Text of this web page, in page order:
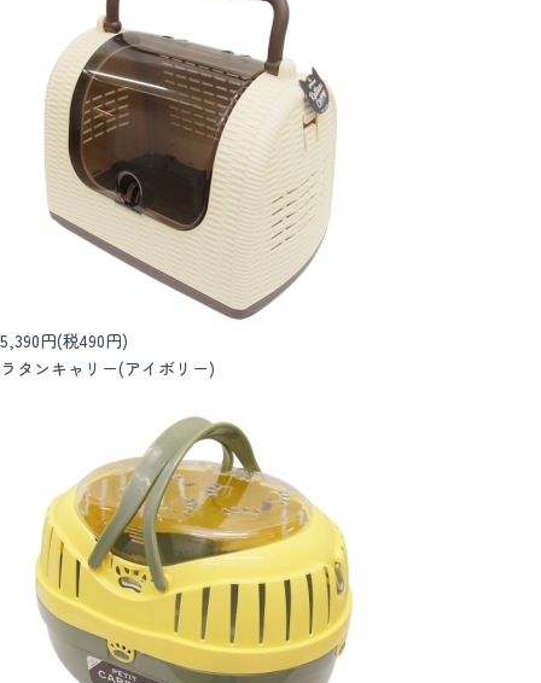
5,390円(税490円)
ラタンキャリー(アイボリー)